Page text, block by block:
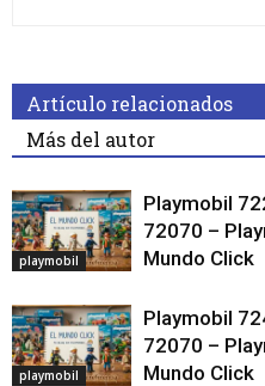
Artículo relacionados
Más del autor
playmobil
Playmobil
72070 –
Mundo Click
playmobil
Playmobil
72070 –
Mundo Click